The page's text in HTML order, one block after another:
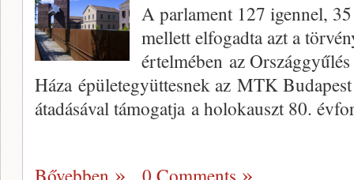
A parlament 127 igennel,
mellett elfogadta azt a
értelmében az
Háza épületegyüttesnek az MTK
átadásával támogatja a holokauszt 80.